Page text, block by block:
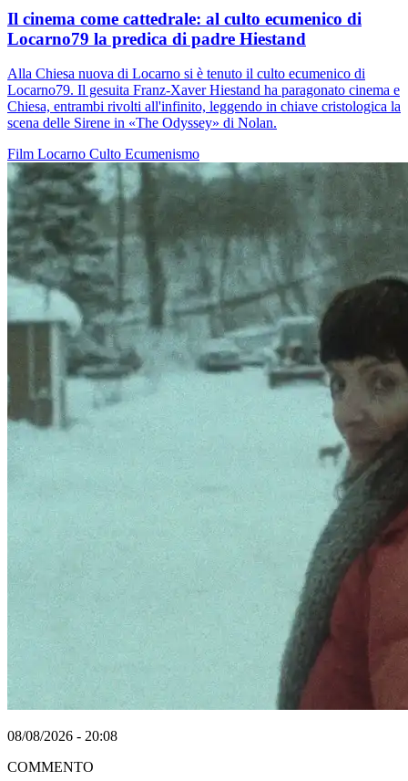
Il cinema come cattedrale: al culto ecumenico di
Locarno79 la predica di padre Hiestand
Alla Chiesa nuova di Locarno si è tenuto il culto ecumenico di
Locarno79. Il gesuita Franz-Xaver Hiestand ha paragonato cinema e
Chiesa, entrambi rivolti all'infinito, leggendo in chiave cristologica la
scena delle Sirene in «The Odyssey» di Nolan.
Film Locarno Culto Ecumenismo
08/08/2026 - 20:08
COMMENTO